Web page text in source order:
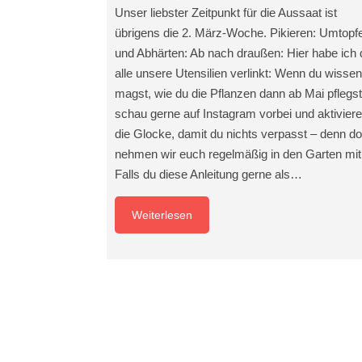
Unser liebster Zeitpunkt für die Aussaat ist
übrigens die 2. März-Woche. Pikieren:
und Abhärten: Ab nach draußen: Hier habe ich
alle unsere Utensilien verlinkt: Wenn du wissen
magst, wie du die Pflanzen dann ab Mai
schau gerne auf Instagram vorbei und aktiviere
die Glocke, damit du nichts verpasst – denn
nehmen wir euch regelmäßig in den Garten
Falls du diese Anleitung gerne als…
Weiterlesen